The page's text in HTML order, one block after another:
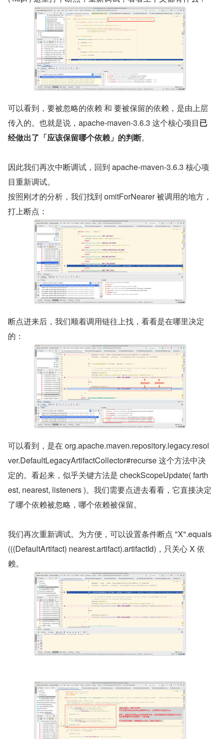
可以看到，要被忽略的依赖 和 要被保留的依赖，是由上层
传入的。也就是说，apache-maven-3.6.3 这个核心项目已
经做出了「应该保留哪个依赖」的判断。
因此我们再次中断调试，回到 apache-maven-3.6.3 核心项
目重新调试。
按照刚才的分析，我们找到 omitForNearer 被调用的地方，
打上断点：
断点进来后，我们顺着调用链往上找，看看是在哪里决定
的：
可以看到，是在 org.apache.maven.repository.legacy.resol
ver.DefaultLegacyArtifactCollector#recurse 这个方法中决
定的。看起来，似乎关键方法是 checkScopeUpdate( farth
est, nearest, listeners )。我们需要点进去看看，它直接决定
了哪个依赖被忽略，哪个依赖被保留。
我们再次重新调试。为方便，可以设置条件断点 "X".equals
(((DefaultArtifact) nearest.artifact).artifactId)，只关心 X 依
赖。